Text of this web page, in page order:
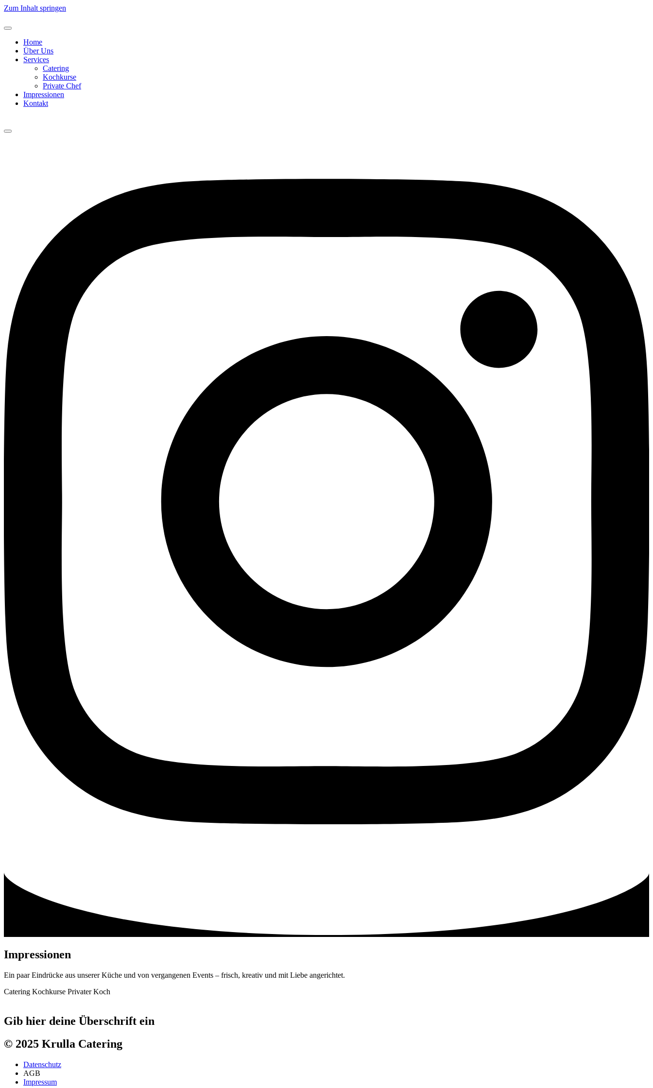
Zum Inhalt springen
Home
Über Uns
Services
Catering
Kochkurse
Private Chef
Impressionen
Kontakt
Impressionen
Ein paar Eindrücke aus unserer Küche und von vergangenen Events – frisch, kreativ und mit Liebe angerichtet.
Catering Kochkurse Privater Koch
Gib hier deine Überschrift ein
© 2025 Krulla Catering
Datenschutz
AGB
Impressum